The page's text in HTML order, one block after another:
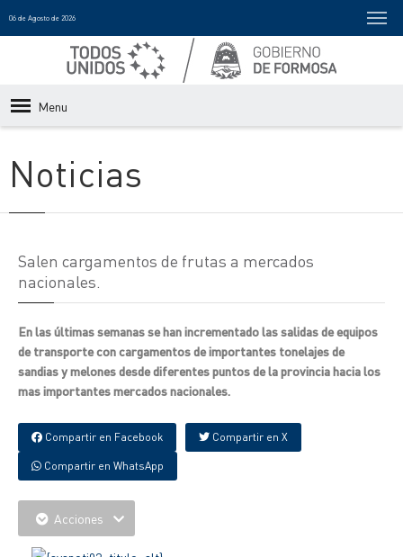
06 de Agosto de 2026
Menu
Noticias
Salen cargamentos de frutas a mercados
nacionales.
En las últimas semanas se han incrementado las salidas de equipos
de transporte con cargamentos de importantes tonelajes de
sandias y melones desde diferentes puntos de la provincia hacia los
mas importantes mercados nacionales.
Compartir en Facebook Compartir en X
Compartir en WhatsApp
Acciones